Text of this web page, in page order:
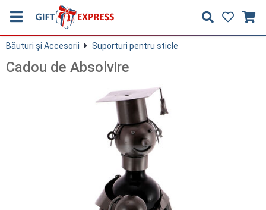
Băuturi și Accesorii Suporturi pentru sticle
Cadou de Absolvire